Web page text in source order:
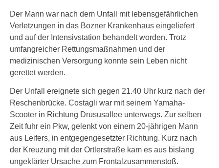
Der Mann war nach dem Unfall mit lebensgefährlichen
Verletzungen in das Bozner Krankenhaus eingeliefert
und auf der Intensivstation behandelt worden. Trotz
umfangreicher Rettungsmaßnahmen und der
medizinischen Versorgung konnte sein Leben nicht
gerettet werden.
Der Unfall ereignete sich gegen 21.40 Uhr kurz nach der
Reschenbrücke. Costagli war mit seinem Yamaha-
Scooter in Richtung Drususallee unterwegs. Zur selben
Zeit fuhr ein Pkw, gelenkt von einem 20-jährigen Mann
aus Leifers, in entgegengesetzter Richtung. Kurz nach
der Kreuzung mit der Ortlerstraße kam es aus bislang
ungeklärter Ursache zum Frontalzusammenstoß.